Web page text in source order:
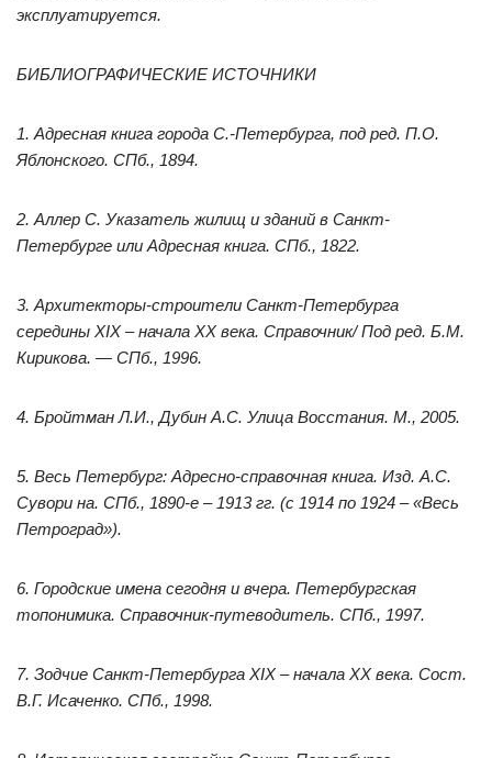
эксплуатируется.
БИБЛИОГРАФИЧЕСКИЕ ИСТОЧНИКИ
1. Адресная книга города С.-Петербурга, под ред. П.О.
Яблонского. СПб., 1894.
2. Аллер С. Указатель жилищ и зданий в Санкт-
Петербурге или Адресная книга. СПб., 1822.
3. Архитекторы-строители Санкт-Петербурга
середины XIX – начала ХХ века. Справочник/ Под ред. Б.М.
Кирикова. — СПб., 1996.
4. Бройтман Л.И., Дубин А.С. Улица Восстания. М., 2005.
5. Весь Петербург: Адресно-справочная книга. Изд. А.С.
Сувори на. СПб., 1890-е – 1913 гг. (с 1914 по 1924 – «Весь
Петроград»).
6. Городские имена сегодня и вчера. Петербургская
топонимика. Справочник-путеводитель. СПб., 1997.
7. Зодчие Санкт-Петербурга XIX – начала XX века. Сост.
В.Г. Исаченко. СПб., 1998.